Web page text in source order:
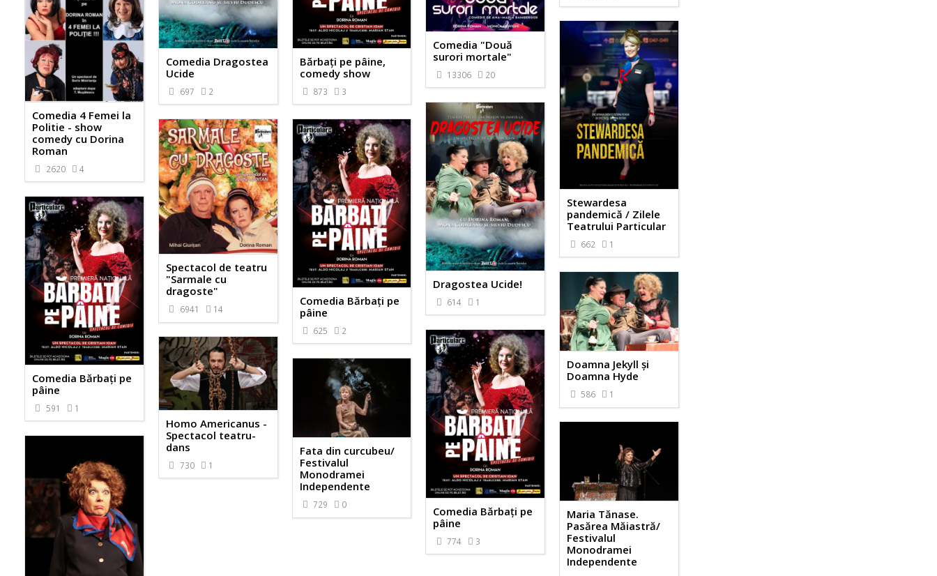
Comedia Dragostea
Ucide
697 2
Bărbați pe pâine,
comedy show
873 3
Comedia "Două
surori mortale"
13306 20
Comedia 4 Femei la
Politie - show
comedy cu Dorina
Roman
2620 4
Stewardesa
pandemică / Zilele
Teatrului Particular
662 1
Dragostea Ucide!
614 1
Spectacol de teatru
"Sarmale cu
dragoste"
6941 14
Comedia Bărbați pe
pâine
625 2
Comedia Bărbaţi pe
pâine
591 1
Doamna Jekyll și
Doamna Hyde
586 1
Comedia Bărbați pe
pâine
774 3
Homo Americanus -
Spectacol teatru-
dans
730 1
Fata din curcubeu/
Festivalul
Monodramei
Independente
729 0
Maria Tănase.
Pasărea Măiastră/
Festivalul
Monodramei
Independente